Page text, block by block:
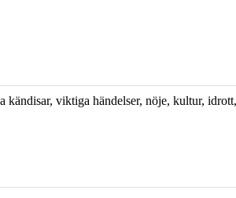
viktiga händelser, nöje, kul­tur,